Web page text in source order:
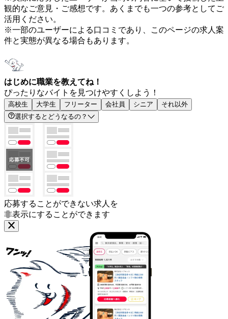
観的なご意見・ご感想です。あくまでも一つの参考としてご
活用ください。
※一部のユーザーによる口コミであり、このページの求人案
件と実態が異なる場合もあります。
はじめに職業を教えてね！
ぴったりなバイトを見つけやすくしよう！
高校生 大学生 フリーター 会社員 シニア
それ以外
選択するとどうなるの？
応募することができない求人を
非表示にすることができます